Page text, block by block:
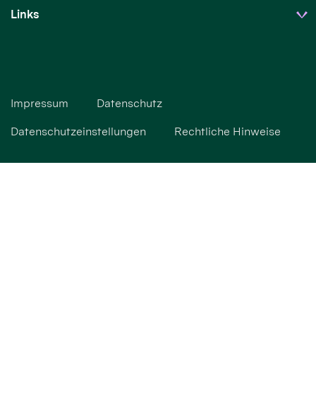
Links
Impressum Datenschutz
Datenschutzeinstellungen Rechtliche Hinweise